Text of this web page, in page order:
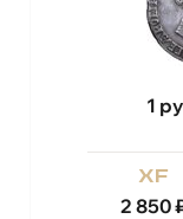
1
xf
2 850